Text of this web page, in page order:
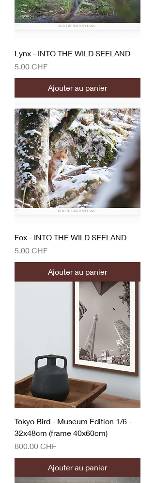
Lynx - INTO THE WILD SEELAND
Prix
5.00 CHF
Ajouter au panier
Fox - INTO THE WILD SEELAND
Prix
5.00 CHF
Ajouter au panier
Tokyo Bird - Museum Edition 1/6 -
32x48cm (frame 40x60cm)
Prix
600.00 CHF
Ajouter au panier